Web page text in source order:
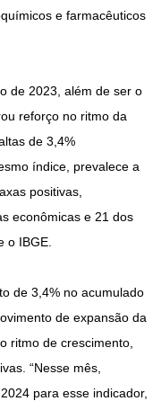
e farmacêuticos
de 2023, além de ser o
reforço no ritmo da
de 3,4%
índice, prevalece a
positivas,
econômicas e 21 dos
o IBGE.
de 3,4% no acumulado
de expansão da
ritmo de crescimento,
“Nesse mês,
para esse indicador,